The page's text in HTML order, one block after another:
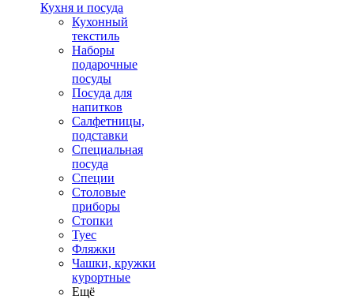
Кухня и посуда
Кухонный
текстиль
Наборы
подарочные
посуды
Посуда для
напитков
Салфетницы,
подставки
Специальная
посуда
Специи
Столовые
приборы
Стопки
Туес
Фляжки
Чашки, кружки
курортные
Ещё